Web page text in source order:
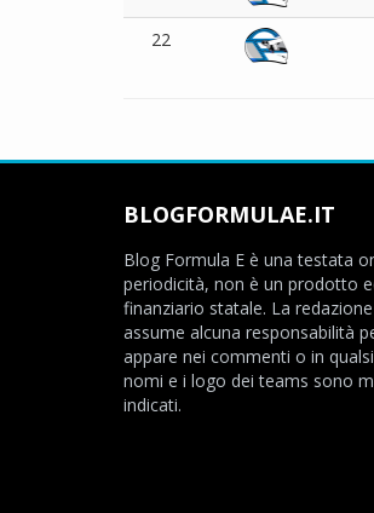
22
BLOGFORMULAE.IT
Blog Formula E è una testata
periodicità, non è un prodotto
finanziario statale. La
assume alcuna responsabilità
appare nei commenti o in
nomi e i logo dei teams sono
indicati.